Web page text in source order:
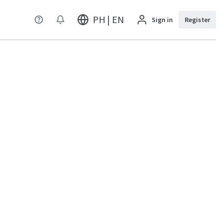
PH | EN Sign in Register